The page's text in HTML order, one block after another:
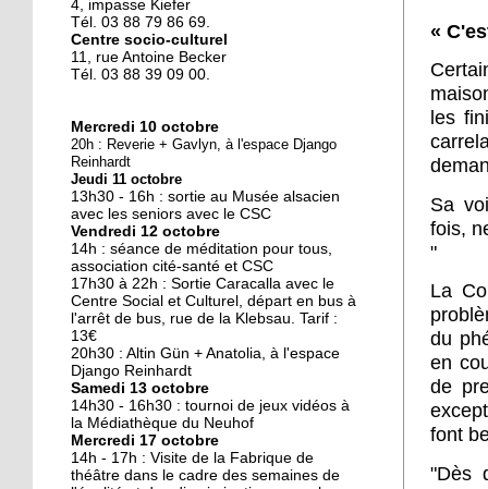
11 octobre 2018
Les petites filles
chaussent leurs
10 octobre 2018
Nouveau look pour une
nouvelle mairie
19 octobre 2017
Face au challenge du
numérique
19 octobre 2017
La précarité tue
18 octobre 2017
Quatre décennies au
4, impasse Kiefer
Tél. 03 88 79 86 69.
Centre socio-culturel
11, rue Antoine Becker
Tél. 03 88 39 09 00.
Mercredi 10 octobre
20h : Reverie + Gavlyn, à l'espace Django
Reinhardt
Jeudi 11 octobre
13h30 - 16h : sortie au Musée alsacien
avec les seniors avec le CSC
Vendredi 12 octobre
14h : séance de méditation pour tous,
association cité-santé et CSC
17h30 à 22h : Sortie Caracalla avec le
Centre Social et Culturel, départ en bus à
l'arrêt de bus, rue de la Klebsau. Tarif :
13€
20h30 : Altin Gün + Anatolia, à l'espace
Django Reinhardt
Samedi 13 octobre
14h30 - 16h30 : tournoi de jeux vidéos à
la Médiathèque du Neuhof
Mercredi 17 octobre
14h - 17h : Visite de la Fabrique de
théâtre dans le cadre des semaines de
«
les
Sa
fois,
"
La
du
en
de
font
"Dès